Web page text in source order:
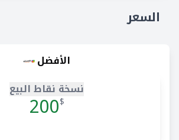
السعر
الأفضل
نسخة نقاط البيع
$
200